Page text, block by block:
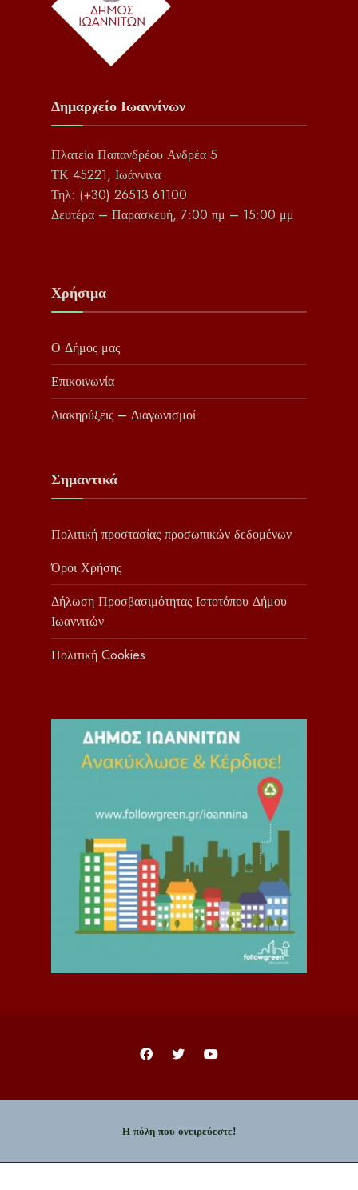
Δημαρχείο Ιωαννίνων
Πλατεία Παπανδρέου Ανδρέα 5
ΤΚ 45221, Ιωάννινα
Τηλ: (+30) 26513 61100
Δευτέρα – Παρασκευή, 7:00 πμ – 15:00 μμ
Χρήσιμα
Ο Δήμος μας
Επικοινωνία
Διακηρύξεις – Διαγωνισμοί
Σημαντικά
Πολιτική προστασίας προσωπικών δεδομένων
Όροι Χρήσης
Δήλωση Προσβασιμότητας Ιστοτόπου Δήμου
Ιωαννιτών
Πολιτική Cookies
Η πόλη που ονειρεύεστε!